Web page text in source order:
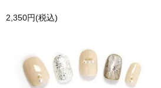
2,350円(税込)